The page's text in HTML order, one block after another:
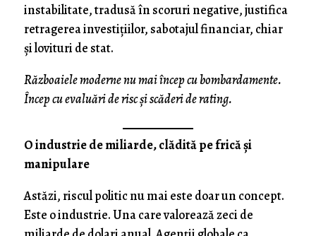
instabilitate, tradusă în scoruri negative, justifica
retragerea investițiilor, sabotajul financiar, chiar
și lovituri de stat.
Războaiele moderne nu mai încep cu bombardamente.
Încep cu evaluări de risc și scăderi de rating.
O industrie de miliarde, clădită pe frică și
manipulare
Astăzi, riscul politic nu mai este doar un concept.
Este o industrie. Una care valorează zeci de